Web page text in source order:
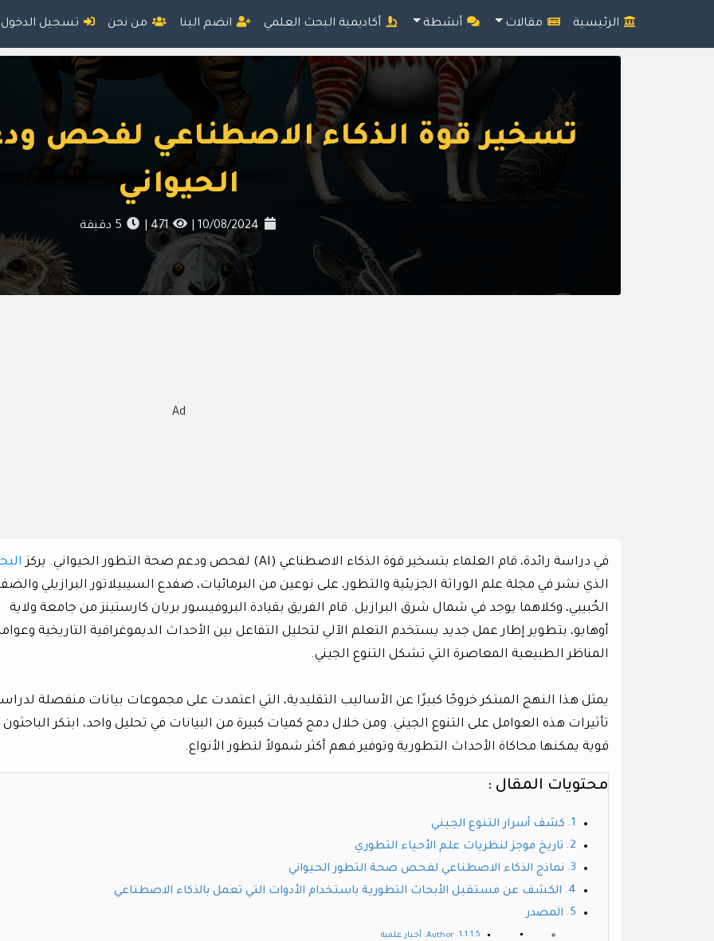
الرئيسية مقالات أنشطة أكاديمية البحث العلمي انضم الينا من نحن تسجيل الدخول
تسخير قوة الذكاء الاصطناعي لفحص
الحيواني
10/08/2024
471
5 دقيقة
Ad
في دراسة رائدة، قام العلماء بتسخير قوة الذكاء الاصطناعي (AI) لفحص ودعم صحة التطور الحيواني. يركز
الذي نشر في مجلة علم الوراثة الجزيئية والتطور، على نوعين من البرمائيات، ضفدع السيبيلاتور البرازيلي
الحُبيبي، وكلاهما يوجد في شمال شرق البرازيل. قام الفريق بقيادة البروفيسور بريان كارستينز من جامعة ولاية
أوهايو، بتطوير إطار عمل جديد يستخدم التعلم الآلي لتحليل التفاعل بين الأحداث الديموغرافية التاريخية
المناظر الطبيعية المعاصرة التي تشكل التنوع الجيني.
يمثل هذا النهج المبتكر خروجًا كبيرًا عن الأساليب التقليدية، التي اعتمدت على مجموعات بيانات منفصلة
تأثيرات هذه العوامل على التنوع الجيني. ومن خلال دمج كميات كبيرة من البيانات في تحليل واحد، ابتكر الباحثون
قوية يمكنها محاكاة الأحداث التطورية وتوفير فهم أكثر شمولاً لتطور الأنواع.
محتويات المقال :
كشف أسرار التنوع الجيني
تاريخ موجز لنظريات علم الأحياء التطوري
نماذج الذكاء الاصطناعي لفحص صحة التطور الحيواني
الكشف عن مستقبل الأبحاث التطورية باستخدام الأدوات التي تعمل بالذكاء الاصطناعي
المصدر
Author: أخبار علمية